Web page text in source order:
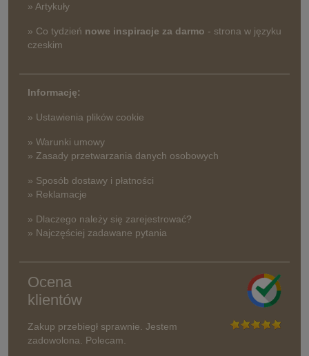
» Artykuły
» Co tydzień nowe inspiracje za darmo - strona w języku
czeskim
Informację:
» Ustawienia plików cookie
» Warunki umowy
» Zasady przetwarzania danych osobowych
» Sposób dostawy i płatności
» Reklamacje
» Dlaczego należy się zarejestrować?
» Najczęściej zadawane pytania
Ocena
klientów
Zakup przebiegł sprawnie. Jestem
zadowolona. Polecam.